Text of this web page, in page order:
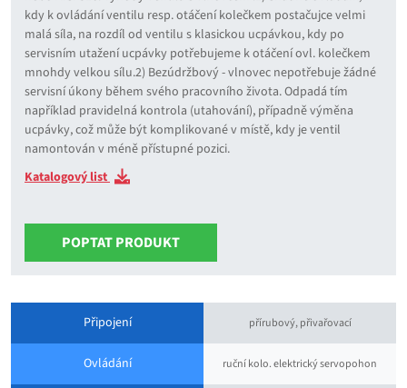
kdy k ovládání ventilu resp. otáčení kolečkem postačujce velmi
malá síla, na rozdíl od ventilu s klasickou ucpávkou, kdy po
servisním utažení ucpávky potřebujeme k otáčení ovl. kolečkem
mnohdy velkou sílu.2) Bezúdržbový - vlnovec nepotřebuje žádné
servisní úkony během svého pracovního života. Odpadá tím
například pravidelná kontrola (utahování), případně výměna
ucpávky, což může být komplikované v místě, kdy je ventil
namontován v méně přístupné pozici.
Katalogový list
POPTAT PRODUKT
Připojení přírubový, přivařovací
Ovládání ruční kolo. elektrický servopohon